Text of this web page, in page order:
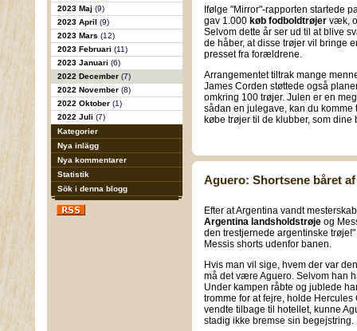
2023 Maj (9)
2023 April (9)
2023 Mars (12)
2023 Februari (11)
2023 Januari (6)
2022 December (7)
2022 November (8)
2022 Oktober (1)
2022 Juli (7)
Kategorier
Nya inlägg
Nya kommentarer
Statistik
Sök i denna blogg
Ifølge "Mirror"-rapporten startede
gav 1.000 køb fodboldtrøjer væk,
Selvom dette år ser ud til at blive
de håber, at disse trøjer vil bringe
presset fra forældrene.
Arrangementet tiltrak mange
James Corden støttede også
omkring 100 trøjer. Julen er en
sådan en julegave, kan du komme
købe trøjer til de klubber, som
Aguero: Shortsene båret
Efter at Argentina vandt
Argentina landsholdstrøje og
den trestjernede argentinske
Messis shorts udenfor banen.
Hvis man vil sige, hvem der var
må det være Aguero. Selvom han
Under kampen råbte og jublede
tromme for at fejre, holde
vendte tilbage til hotellet, kunne
stadig ikke bremse sin